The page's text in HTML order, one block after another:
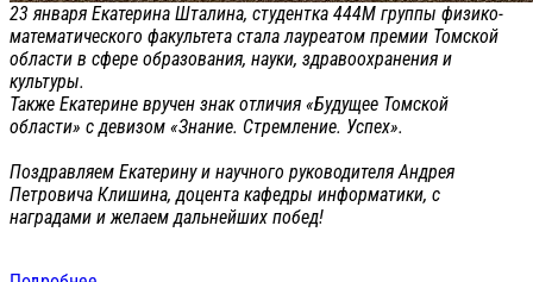
23 января Екатерина Шталина, студентка 444М группы физико-
математического факультета стала лауреатом премии Томской
области в сфере образования, науки, здравоохранения и
культуры.
Также Екатерине вручен знак отличия «Будущее Томской
области» с девизом «Знание. Стремление. Успех».
Поздравляем Екатерину и научного руководителя Андрея
Петровича Клишина, доцента кафедры информатики, с
наградами и желаем дальнейших побед!